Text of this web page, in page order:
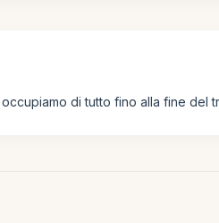
di tutto fino alla fine